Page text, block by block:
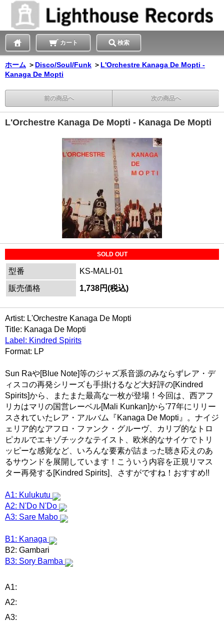
カート 検索
ホーム ＞ Disco/Soul/Funk ＞ L'Orchestre Kanaga De Mopti -
Kanaga De Mopti
前の商品へ 次の商品へ
L'Orchestre Kanaga De Mopti - Kanaga De Mopti
SOLD OUT
型番
KS-MALI-01
販売価格
1,738円(税込)
Artist: L'Orchestre Kanaga De Mopti
Title: Kanaga De Mopti
Label: Kindred Spirits
Format: LP
Sun Raや[Blue Note]等のジャズ系音源のみならずレア・デ
ィスコの再発シリーズも手掛けるなど大好評の[Kindred
Spirits]から、またまた最高な一枚が登場！今回は、西アフ
リカはマリの国営レーベル[Mali Kunkan]から'77年にリリー
スされていたレア・アルバム『Kanaga De Mopti』。ナイジ
ェリア的なアフロ・ファンク・グルーヴ、カリブ的なトロ
ピカルでエキゾチックなテイスト、欧米的なサイケでトリ
ッピーな感覚など、いろんな要素が詰まった聴き応えのあ
るサウンドを展開しています！こういう内容を正規リマス
ター再発する[Kindred Spirits]、さすがですね！おすすめ!!
A1: Kulukutu
A2: N'Do N'Do
A3: Sare Mabo
B1: Kanaga
B2: Gambari
B3: Sory Bamba
A1:
A2:
A3: